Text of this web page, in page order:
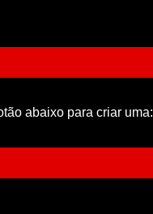
abaixo para criar uma: